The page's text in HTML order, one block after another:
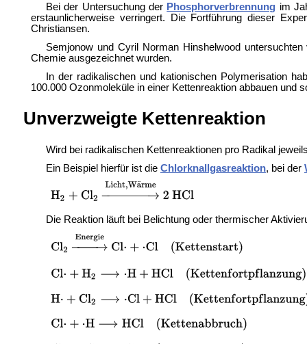
Bei der Untersuchung der Phosphorverbrennung im
erstaunlicherweise verringert. Die Fortführung dieser
Christiansen.
Semjonow und Cyril Norman Hinshelwood
Chemie ausgezeichnet wurden.
In der radikalischen und kationischen Polymerisation
100.000 Ozonmoleküle in einer Kettenreaktion abbauen und
Unverzweigte Kettenreaktion
Wird bei radikalischen Kettenreaktionen pro Radikal
Ein Beispiel hierfür ist die Chlorknallgasreaktion, bei der
Die Reaktion läuft bei Belichtung oder thermischer